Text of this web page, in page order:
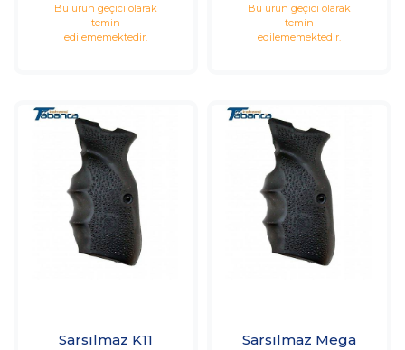
Bu ürün geçici olarak
temin
edilememektedir.
Bu ürün geçici olarak
temin
edilememektedir.
Sarsılmaz K11
Sarsılmaz Mega